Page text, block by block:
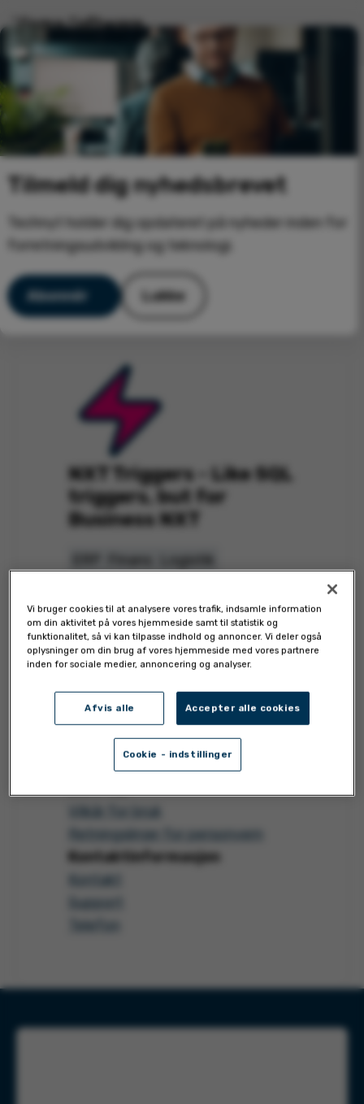
NXT Triggers - Like SQL
triggers, but for
Business NXT
Finans Logistik
Efterfølgeren til SQL-triggere
for Visma Business er NXT
Triggers. Opret Typescript-
triggere, der automatisk
udløses ved hændelser fra
Business NXT.
Leverandør
Retningslinjer for personvern
Kontaktinformasjon
Kontakt
Support
X
Tilmeld dig nyhedsbrevet
Technyt holder dig opdateret på nyheder inden for
forretningsudvikling og teknologi.
Abonnér Lukke
Vi bruger cookies til at analysere vores trafik, indsamle information
om din aktivitet på vores hjemmeside samt til statistik og
funktionalitet, så vi kan tilpasse indhold og annoncer. Vi deler også
oplysninger om din brug af vores hjemmeside med vores partnere
inden for sociale medier, annoncering og analyser.
Afvis alle Accepter alle cookies
Cookie - indstillinger